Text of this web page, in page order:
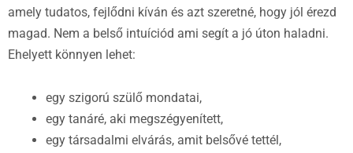
amely tudatos, fejlődni kíván és azt szeretné, hogy jól érezd
magad. Nem a belső intuíciód ami segít a jó úton haladni.
Ehelyett könnyen lehet:
egy szigorú szülő mondatai,
egy tanáré, aki megszégyenített,
egy társadalmi elvárás, amit belsővé tettél,